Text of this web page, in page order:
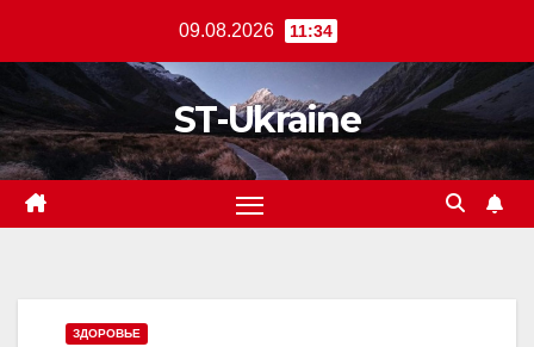
содержанию
09.08.2026 11:34
ST-Ukraine
ЗДОРОВЬЕ